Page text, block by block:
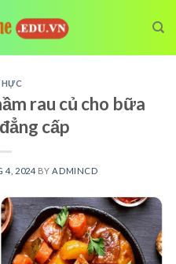
rau củ cho bữa
cấp
4, 2024 BY ADMINCD